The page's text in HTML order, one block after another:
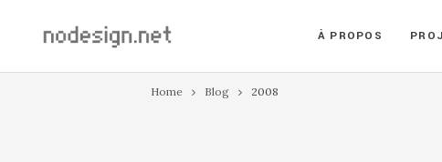
À PROPOS
Home Blog 2008